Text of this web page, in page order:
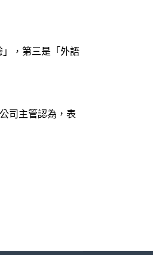
，第三是「外語
司主管認為，表